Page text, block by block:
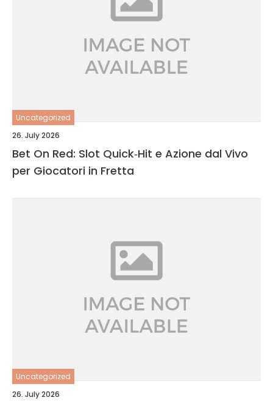
Uncategorized
26. July 2026
Bet On Red: Slot Quick‑Hit e Azione dal Vivo
per Giocatori in Fretta
Uncategorized
26. July 2026